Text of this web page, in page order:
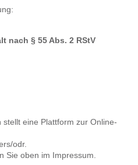
nach § 55 Abs. 2 RStV
eine Plattform zur Online-
odr.
Sie oben im Impressum.